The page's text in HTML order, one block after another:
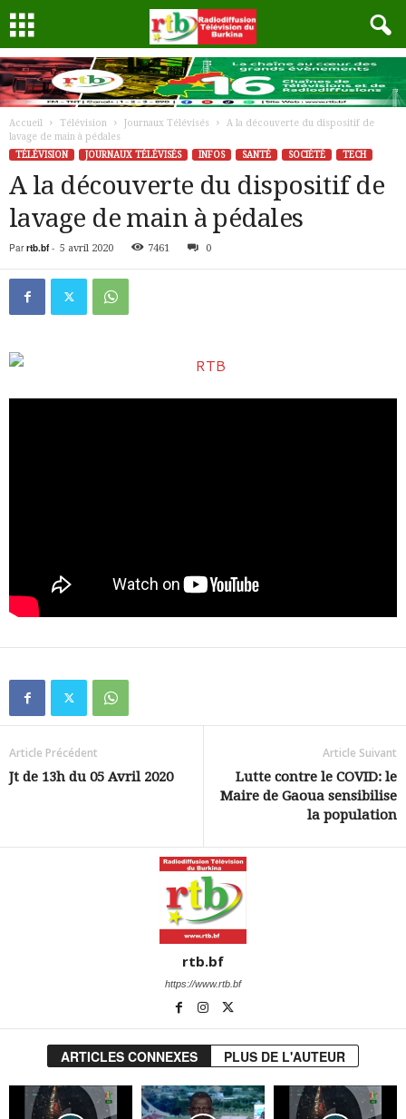
Accueil Télévision Journaux Télévisés
A la découverte du dispositif de
lavage de main à pédales
TÉLÉVISION
JOURNAUX TÉLÉVISÉS INFOS SANTÉ SOCIÉTÉ TECH
A la découverte du dispositif de
lavage de main à pédales
Par rtb.bf- 5 avril 2020 7461 0
Article Précédent
Jt de 13h du 05 Avril 2020
Article Suivant
Lutte contre le COVID: le
Maire de Gaoua sensibilise
la population
rtb.bf
https://www.rtb.bf
ARTICLES CONNEXES PLUS DE L'AUTEUR